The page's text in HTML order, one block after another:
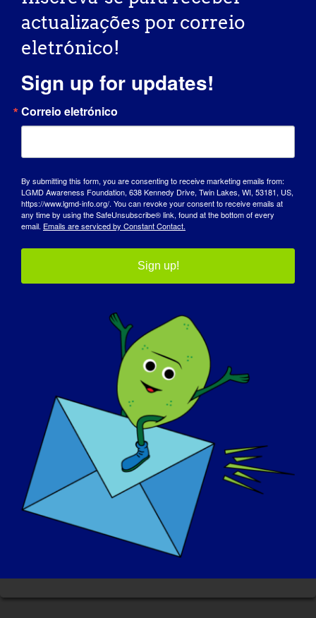
RECURSOS PARA DOENTES E
FAMILIARES
Aceda a uma grande variedade de recursos
adaptados aos doentes com distrofia muscular
das cinturas dos membros (LGMD) e às suas
Os nossos parceiros de
advocacia
actualizações por correio
eletrónico!
Sign up for updates!
Correio eletrónico
By submitting this form, you are consenting to receive marketing emails from:
LGMD Awareness Foundation, 638 Kennedy Drive, Twin Lakes, WI, 53181, US,
https://www.lgmd-info.org/. You can revoke your consent to receive emails at
any time by using the SafeUnsubscribe® link, found at the bottom of every
email. Emails are serviced by Constant Contact.
Sign up!